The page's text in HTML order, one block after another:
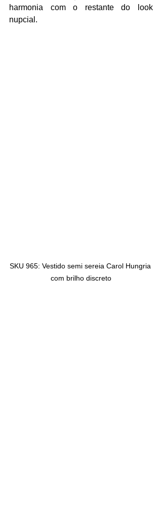
harmonia com o restante do look
nupcial.
SKU 965: Vestido semi sereia Carol Hungria
com brilho discreto